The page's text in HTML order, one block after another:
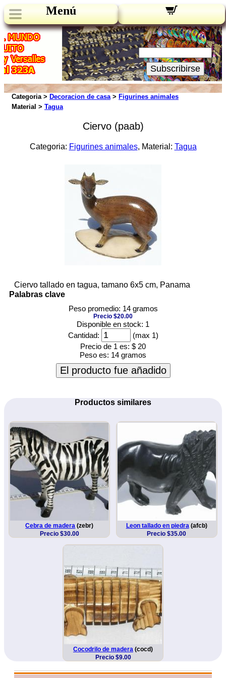
Menú
Novedades:
Su Email:
Subscribirse
Categoria > Decoracion de casa> Figurines animales
Material > Tagua
Ciervo (paab)
Categoria: Figurines animales, Material: Tagua
Ciervo tallado en tagua, tamano 6x5 cm, Panama
Palabras clave
Peso promedio: 14 gramos
Precio $20.00
Disponible en stock: 1
Cantidad:
(max 1)
Precio de 1 es: $ 20
Peso es: 14 gramos
El producto fue añadido
Productos similares
Cebra de madera (zebr)
Precio $30.00
Leon tallado en piedra(afcb)
Precio $35.00
Cocodrilo de madera (cocd)
Precio $9.00